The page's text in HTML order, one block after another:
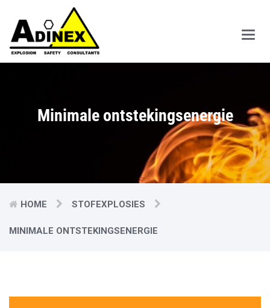
Main
Minimale ontstekingsenergie
HOME STOFEXPLOSIES
MINIMALE ONTSTEKINGSENERGIE